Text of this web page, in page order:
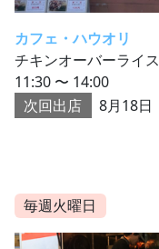
カフェ・ハウオリ
チキンオーバーライス
11:30 〜 14:00
次回出店
8月18日
毎週火曜日